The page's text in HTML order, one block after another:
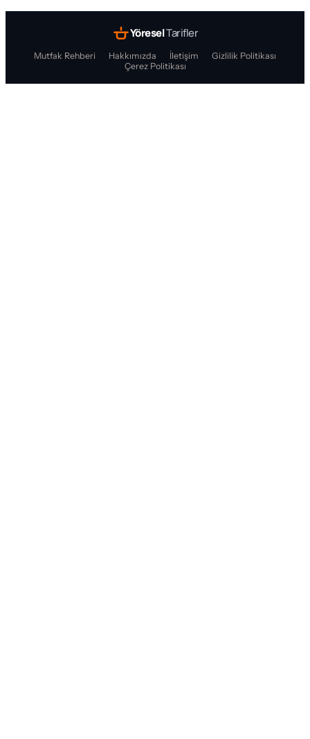
YöreselTarifler
Mutfak Rehberi Hakkımızda İletişim
Gizlilik Politikası
Çerez Politikası